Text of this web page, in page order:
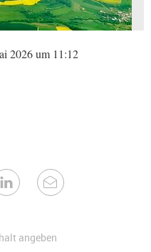
2026 um 11:12
angeben